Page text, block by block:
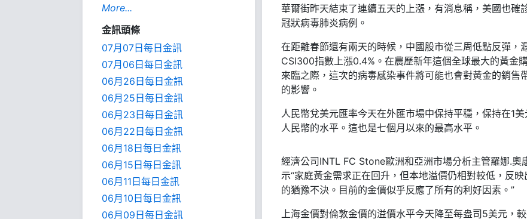
More...
金訊頭條
07月07日每日金訊
07月06日每日金訊
06月26日每日金訊
06月25日每日金訊
06月23日每日金訊
06月22日每日金訊
06月18日每日金訊
06月15日每日金訊
06月11日每日金訊
06月10日每日金訊
06月09日每日金訊
華爾街昨天結束了連續五天的上漲，有消息稱，美國也確
冠狀病毒肺炎病例。
在距離春節還有兩天的時候，中國股市從三周低點反彈，
CSI300指數上漲0.4%。在農歷新年這個全球最大的黃金
來臨之際，這次的病毒感染事件將可能也會對黃金的銷售
的影響。
人民幣兌美元匯率今天在外匯市場中保持平穩，保持在1
人民幣的水平。這也是七個月以來的最高水平。
經濟公司INTL FC Stone歐洲和亞洲市場分析主管羅娜.奧
示“家庭黃金需求正在回升，但本地溢價仍相對較低，反映
的猶豫不決。目前的金價似乎反應了所有的利好因素。”
上海金價對倫敦金價的溢價水平今天降至每盎司5美元，